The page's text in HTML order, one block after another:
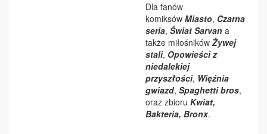
Dla fanów
komiksów Miasto, Czarna
seria, Świat Sarvan a
także miłośników Żywej
stali, Opowieści z
niedalekiej
przyszłości, Więźnia
gwiazd, Spaghetti bros,
oraz zbioru Kwiat,
Bakteria, Bronx.